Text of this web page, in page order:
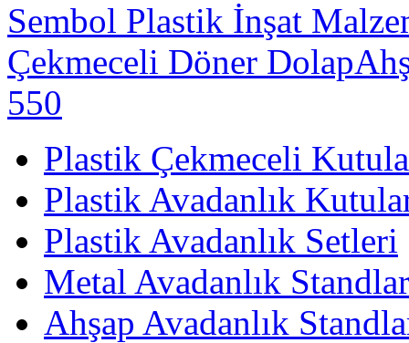
Sembol Plastik İnşat
Çekmeceli Döner Dolap
550
Plastik Çekmeceli
Plastik Avadanlık
Plastik Avadanlık Setleri
Metal Avadanlık
Ahşap Avadanlık